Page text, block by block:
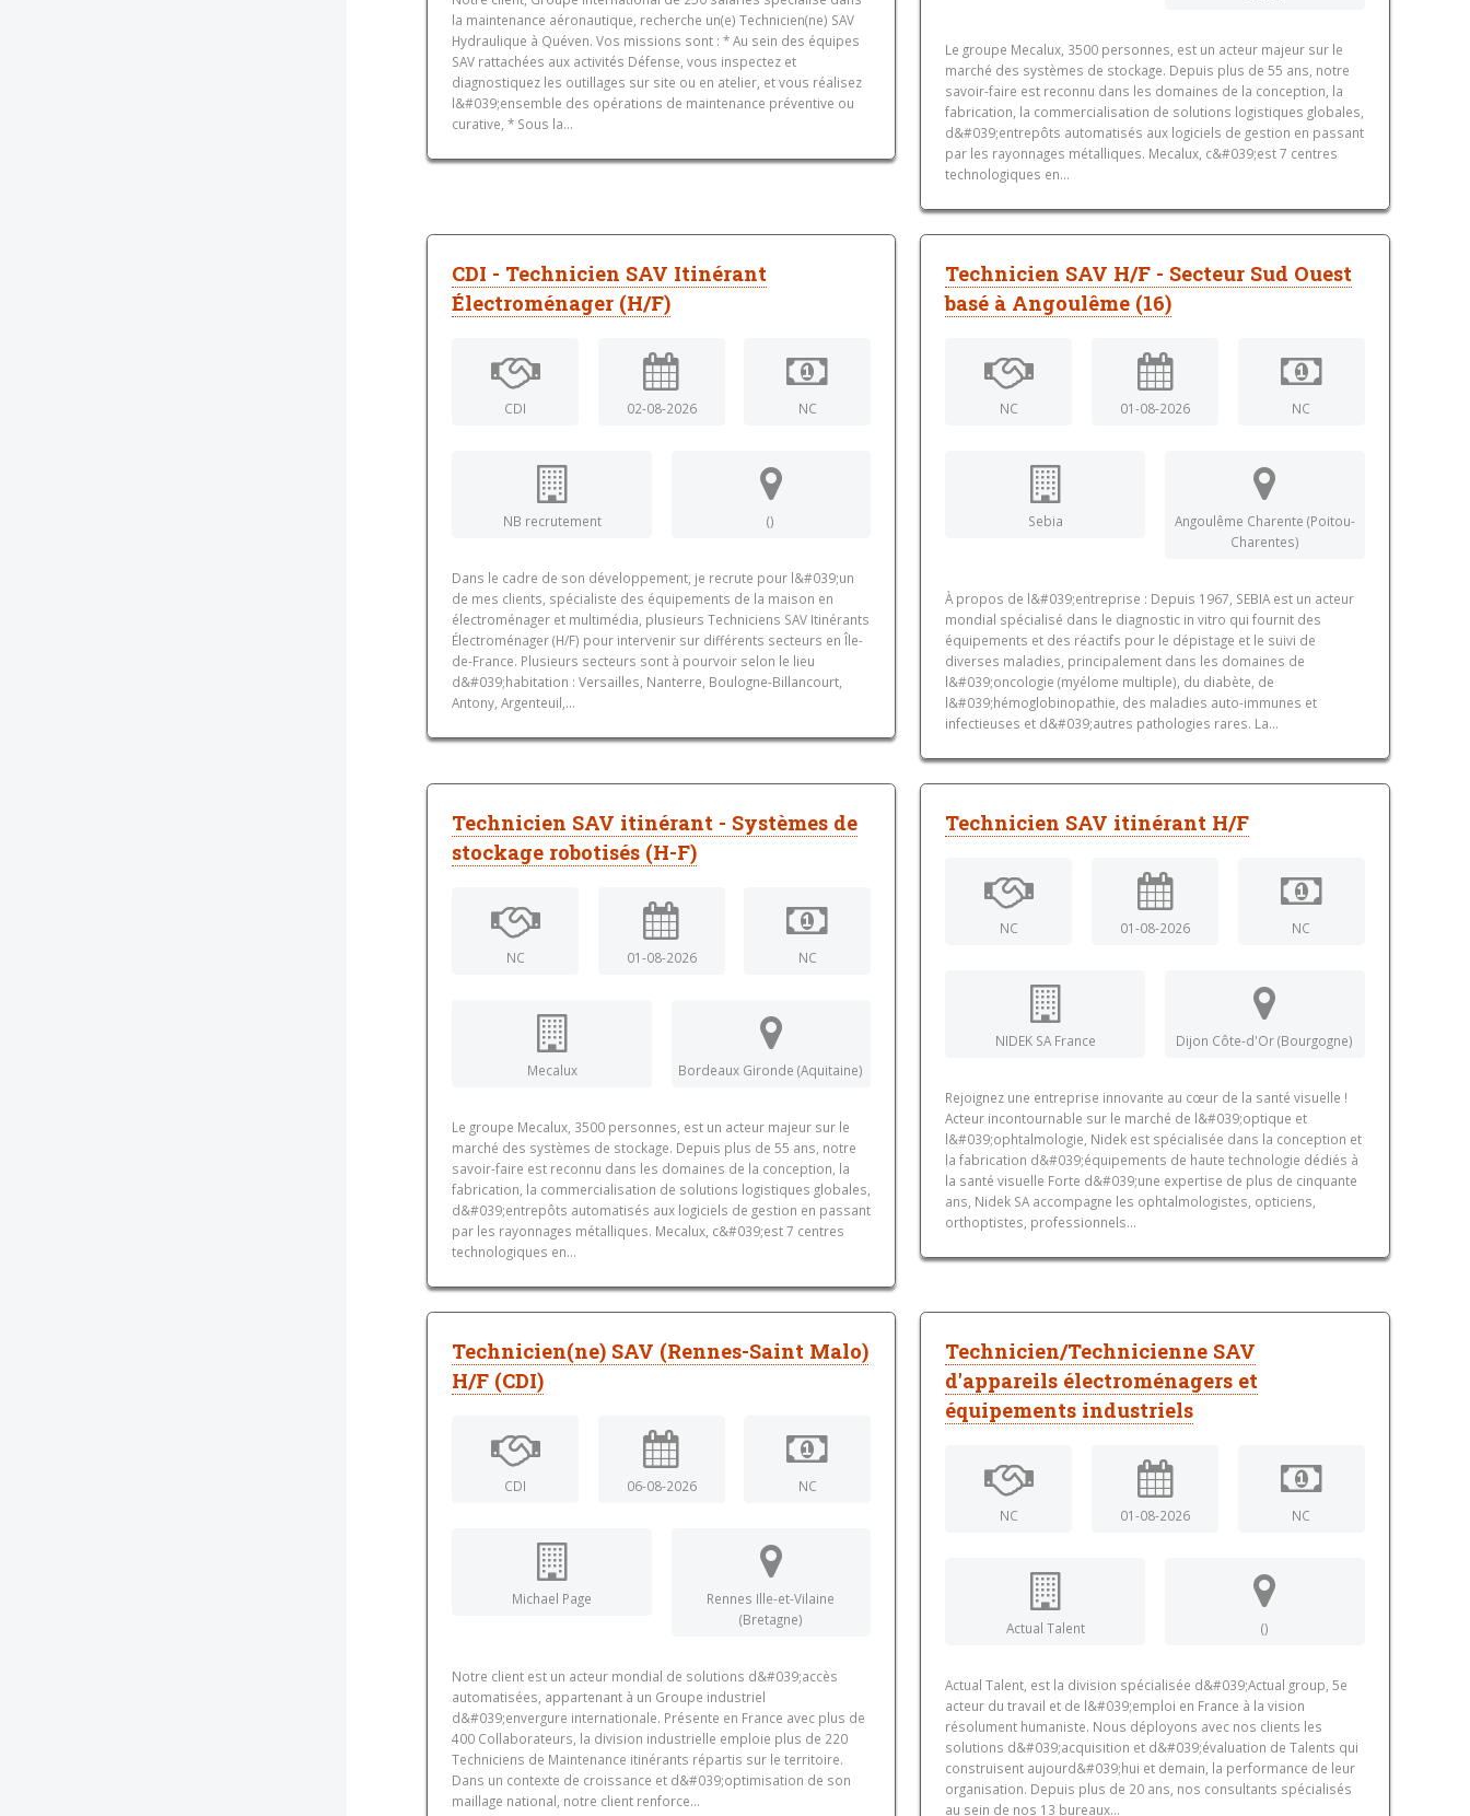
la maintenance aéronautique, recherche un(e) Technicien(ne) SAV
Hydraulique à Quéven. Vos missions sont : * Au sein des équipes
SAV rattachées aux activités Défense, vous inspectez et
diagnostiquez les outillages sur site ou en atelier, et vous réalisez
l&#039;ensemble des opérations de maintenance préventive ou
curative, * Sous la...
Le groupe Mecalux, 3500 personnes, est un acteur majeur sur le
marché des systèmes de stockage. Depuis plus de 55 ans, notre
savoir-faire est reconnu dans les domaines de la conception, la
fabrication, la commercialisation de solutions logistiques globales,
d&#039;entrepôts automatisés aux logiciels de gestion en passant
par les rayonnages métalliques. Mecalux, c&#039;est 7 centres
technologiques en...
CDI - Technicien SAV Itinérant
Électroménager (H/F)
CDI 02-08-2026 NC
NB recrutement ()
Dans le cadre de son développement, je recrute pour l&#039;un
de mes clients, spécialiste des équipements de la maison en
électroménager et multimédia, plusieurs Techniciens SAV Itinérants
Électroménager (H/F) pour intervenir sur différents secteurs en Île-
de-France. Plusieurs secteurs sont à pourvoir selon le lieu
d&#039;habitation : Versailles, Nanterre, Boulogne-Billancourt,
Antony, Argenteuil,...
Technicien SAV H/F - Secteur Sud Ouest
basé à Angoulême (16)
NC 01-08-2026 NC
Sebia
Angoulême Charente (Poitou-
Charentes)
À propos de l&#039;entreprise : Depuis 1967, SEBIA est un acteur
mondial spécialisé dans le diagnostic in vitro qui fournit des
équipements et des réactifs pour le dépistage et le suivi de
diverses maladies, principalement dans les domaines de
l&#039;oncologie (myélome multiple), du diabète, de
l&#039;hémoglobinopathie, des maladies auto-immunes et
infectieuses et d&#039;autres pathologies rares. La...
Technicien SAV itinérant - Systèmes de
stockage robotisés (H-F)
NC 01-08-2026 NC
Mecalux Bordeaux Gironde (Aquitaine)
Le groupe Mecalux, 3500 personnes, est un acteur majeur sur le
marché des systèmes de stockage. Depuis plus de 55 ans, notre
savoir-faire est reconnu dans les domaines de la conception, la
fabrication, la commercialisation de solutions logistiques globales,
d&#039;entrepôts automatisés aux logiciels de gestion en passant
par les rayonnages métalliques. Mecalux, c&#039;est 7 centres
technologiques en...
Technicien SAV itinérant H/F
NC 01-08-2026 NC
NIDEK SA France Dijon Côte-d'Or (Bourgogne)
Rejoignez une entreprise innovante au cœur de la santé visuelle !
Acteur incontournable sur le marché de l&#039;optique et
l&#039;ophtalmologie, Nidek est spécialisée dans la conception et
la fabrication d&#039;équipements de haute technologie dédiés à
la santé visuelle Forte d&#039;une expertise de plus de cinquante
ans, Nidek SA accompagne les ophtalmologistes, opticiens,
orthoptistes, professionnels...
Technicien(ne) SAV (Rennes-Saint Malo)
H/F (CDI)
CDI 06-08-2026 NC
Michael Page
Rennes Ille-et-Vilaine
(Bretagne)
Notre client est un acteur mondial de solutions d&#039;accès
automatisées, appartenant à un Groupe industriel
d&#039;envergure internationale. Présente en France avec plus de
400 Collaborateurs, la division industrielle emploie plus de 220
Techniciens de Maintenance itinérants répartis sur le territoire.
Dans un contexte de croissance et d&#039;optimisation de son
maillage national, notre client renforce...
Technicien/Technicienne SAV
d'appareils électroménagers et
équipements industriels
NC 01-08-2026 NC
Actual Talent ()
Actual Talent, est la division spécialisée d&#039;Actual group, 5e
acteur du travail et de l&#039;emploi en France à la vision
résolument humaniste. Nous déployons avec nos clients les
solutions d&#039;acquisition et d&#039;évaluation de Talents qui
construisent aujourd&#039;hui et demain, la performance de leur
organisation. Depuis plus de 20 ans, nos consultants spécialisés
au sein de nos 13 bureaux...